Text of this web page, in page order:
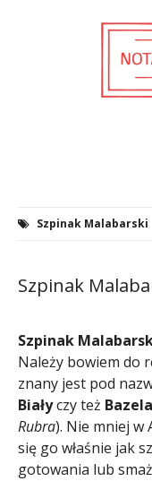
Szpinak Malabarski
Szpinak
Szpinak
Należy bowiem do
znany jest pod
Białyczy też
Rubra). Nie mniej w
się go właśnie jak
gotowania lub